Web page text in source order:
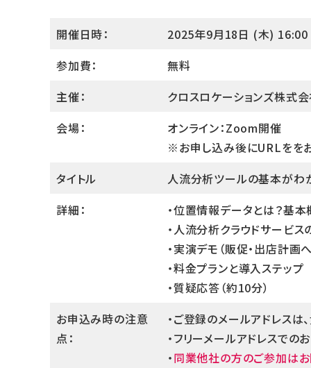
開催日時：
2025年9月18日 (木)
参加費：
無料
主催：
クロスロケーションズ株式
会場：
オンライン：Zoom開催
※お申し込み後にURLをを
タイトル
人流分析ツールの基本がわ
詳細：
・位置情報データとは？基
・人流分析クラウドサービ
・実演デモ（販促・出店計画
・料金プランと導入ステップ
・質疑応答（約10分）
お申込み時の注意
点：
・ご登録のメールアドレスは、
・フリーメールアドレスで
・同業他社の方のご参加はお